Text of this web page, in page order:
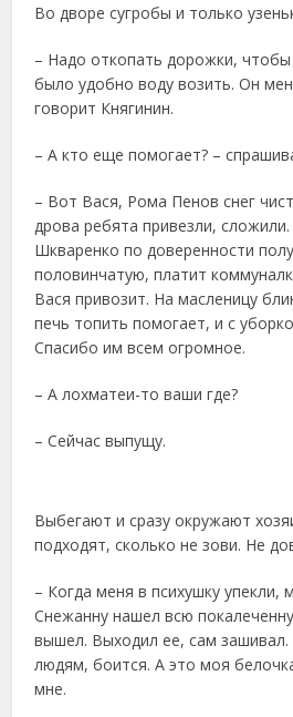
Во дворе сугробы и только
– Надо откопать дорожки,
было удобно воду возить. Он
говорит Княгинин.
– А кто еще помогает? –
– Вот Вася, Рома Пенов снег
дрова ребята привезли,
Шкваренко по доверенности
половинчатую, платит
Вася привозит. На масленицу
печь топить помогает, и с
Спасибо им всем огромное.
– А лохматеи-то ваши где?
– Сейчас выпущу.
Выбегают и сразу окружают
подходят, сколько не зови. Не
– Когда меня в психушку упекли,
Снежанну нашел всю
вышел. Выходил ее, сам зашивал.
людям, боится. А это моя
мне.